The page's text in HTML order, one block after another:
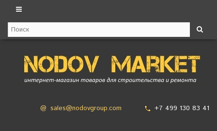
@ sales@nodovgroup.com +7 499 130 83 41